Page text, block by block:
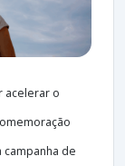
acelerar o
campanha de